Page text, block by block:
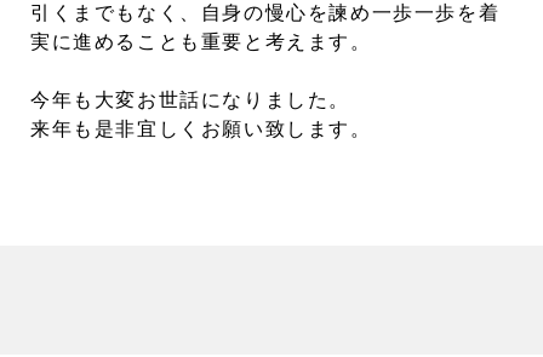
引くまでもなく、自身の慢心を諫め一歩一歩を着
実に進めることも重要と考えます。
今年も大変お世話になりました。
来年も是非宜しくお願い致します。